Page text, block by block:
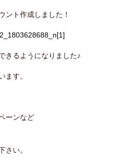
ント作成しました！
きるようになりました♪
ます。
ーンなど
さい。